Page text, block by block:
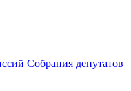
Собрания депутатов